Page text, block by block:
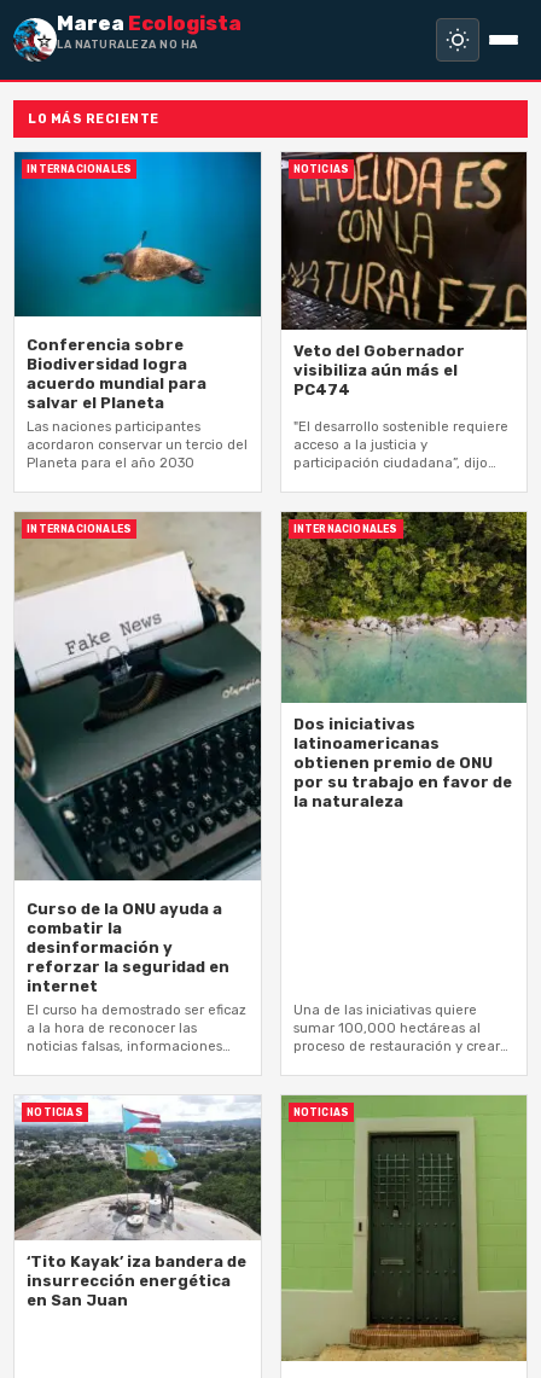
Marea Ecologista
LA NATURALEZA NO HA HECHO ES
LO MÁS RECIENTE
INTERNACIONALES
Conferencia sobre
Biodiversidad logra
acuerdo mundial para
salvar el Planeta
Las naciones participantes
acordaron conservar un tercio del
Planeta para el año 2030
NOTICIAS
Veto del Gobernador
visibiliza aún más el
PC474
"El desarrollo sostenible requiere
acceso a la justicia y
participación ciudadana”, dijo
INTERNACIONALES
Curso de la ONU ayuda a
combatir la
desinformación y
reforzar la seguridad en
internet
El curso ha demostrado ser eficaz
a la hora de reconocer las
noticias falsas, informaciones
INTERNACIONALES
Dos iniciativas
latinoamericanas
obtienen premio de ONU
por su trabajo en favor de
la naturaleza
Una de las iniciativas quiere
sumar 100,000 hectáreas al
proceso de restauración y crear
NOTICIAS
‘Tito Kayak’ iza bandera de
insurrección energética
en San Juan
NOTICIAS